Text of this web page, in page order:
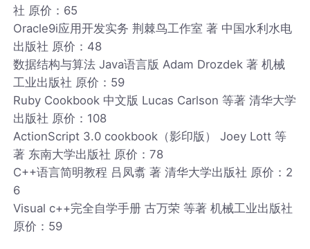
社 原价：65
Oracle9i应用开发实务 荆棘鸟工作室 著 中国水利水电
出版社 原价：48
数据结构与算法 Java语言版 Adam Drozdek 著 机械
工业出版社 原价：59
Ruby Cookbook 中文版 Lucas Carlson 等著 清华大学
出版社 原价：108
ActionScript 3.0 cookbook（影印版） Joey Lott 等
著 东南大学出版社 原价：78
C++语言简明教程 吕凤翥 著 清华大学出版社 原价：2
6
Visual c++完全自学手册 古万荣 等著 机械工业出版社
原价：59